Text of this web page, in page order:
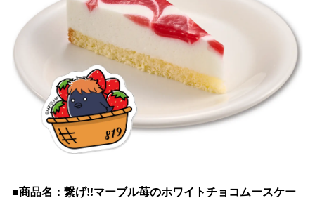
■商品名：繋げ!!マーブル苺のホワイトチョコムースケー